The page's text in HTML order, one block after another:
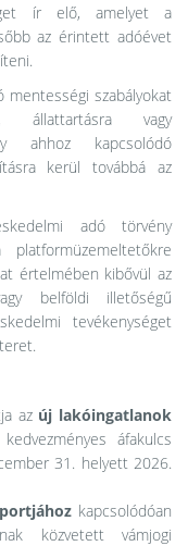
ír elő, amelyet a
az érintett adóévet
mentességi szabályokat
vagy
ahhoz kapcsolódó
kerül továbbá az
adó törvény
értelmében kibővül az
belföldi illetőségű
tevékenységet
az új lakóingatlanok
áfakulcs
31. helyett 2026.
kapcsolódóan
közvetett vámjogi